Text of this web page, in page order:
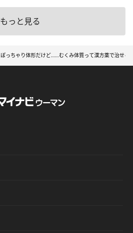
もっと見る
ぽっちゃり体形だけど……むくみ体質って漢方薬で治せる